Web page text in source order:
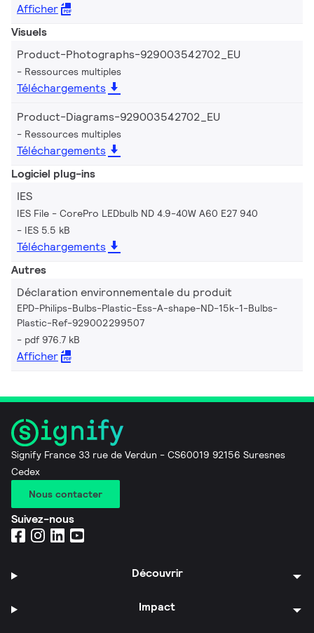
Afficher
Visuels
Product-Photographs-929003542702_EU
Ressources multiples
Téléchargements
Product-Diagrams-929003542702_EU
Ressources multiples
Téléchargements
Logiciel plug-ins
IES
IES File - CorePro LEDbulb ND 4.9-40W A60 E27 940
IES 5.5 kB
Téléchargements
Autres
Déclaration environnementale du produit
EPD-Philips-Bulbs-Plastic-Ess-A-shape-ND-15k-1-Bulbs-
Plastic-Ref-929002299507
pdf 976.7 kB
Afficher
Signify France 33 rue de Verdun - CS60019 92156 Suresnes
Cedex
Nous contacter
Suivez-nous
Découvrir
Impact